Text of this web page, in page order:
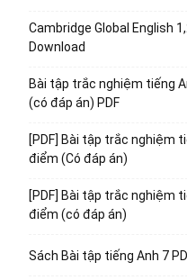
Cambridge Global English
Download
Bài tập trắc nghiệm tiếng
(có đáp án) PDF
[PDF] Bài tập trắc nghiệm
điểm (Có đáp án)
[PDF] Bài tập trắc nghiệm
điểm (có đáp án)
Sách Bài tập tiếng Anh 7